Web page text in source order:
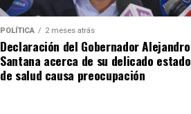
POLÍTICA 2 meses atrás
Declaración del Gobernador Alejandro
Santana acerca de su delicado estado
de salud causa preocupación